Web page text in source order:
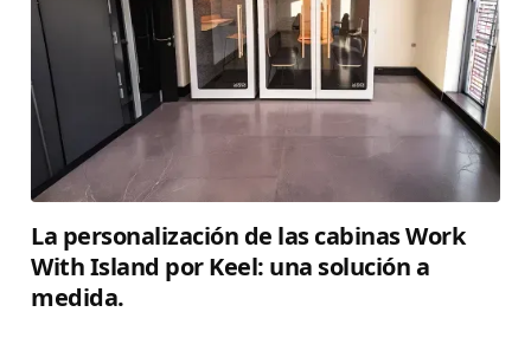
La personalización de las cabinas Work
With Island por Keel: una solución a
medida.